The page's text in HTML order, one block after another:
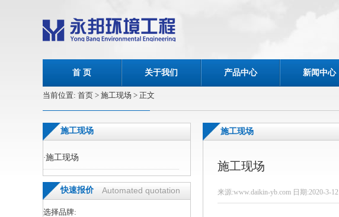
首 页 关于我们 产品中心 新闻中心
当前位置: 首页 > 施工现场 > 正文
施工现场
·施工现场
快速报价 Automated quotation
选择品牌:
施工现场
施工现场
来源:www.daikin-yb.com 日期:2020-3-12